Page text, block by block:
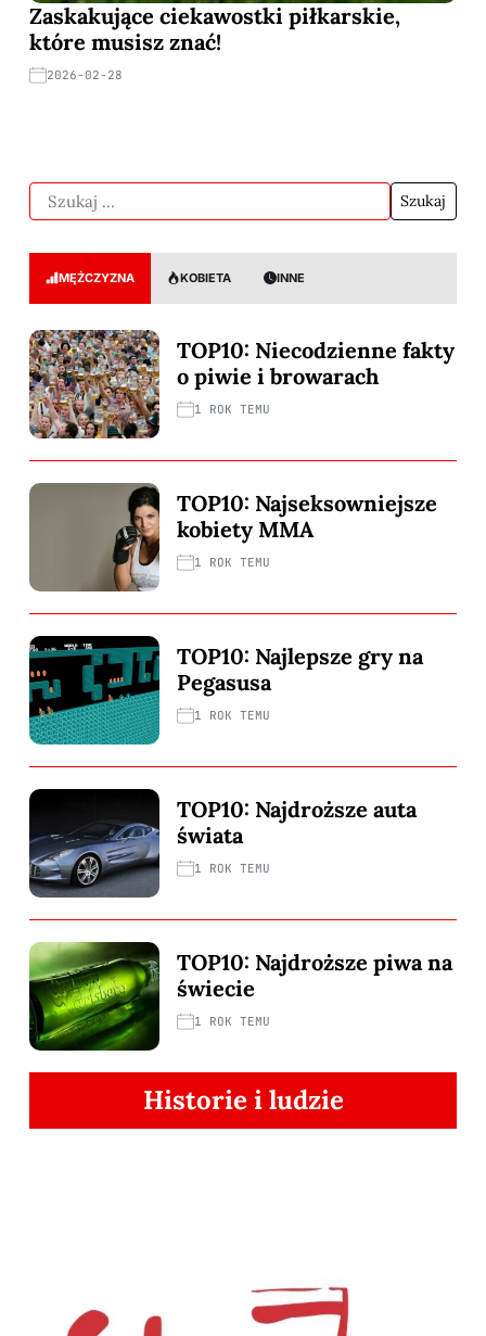
Zaskakujące ciekawostki piłkarskie,
które musisz znać!
2026-02-28
MĘŻCZYZNA KOBIETA INNE
TOP10: Niecodzienne fakty
o piwie i browarach
1 ROK TEMU
TOP10: Najseksowniejsze
kobiety MMA
1 ROK TEMU
TOP10: Najlepsze gry na
Pegasusa
1 ROK TEMU
TOP10: Najdroższe auta
świata
1 ROK TEMU
TOP10: Najdroższe piwa na
świecie
1 ROK TEMU
Historie i ludzie